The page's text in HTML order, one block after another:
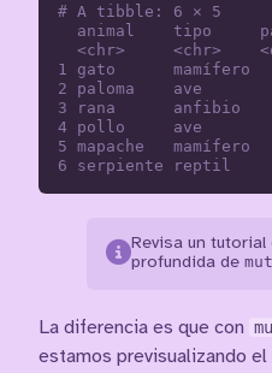
# A tibble: 6 × 5
animal    tipo
<chr>     <chr>
1 gato
2 paloma    ave
3 rana      anfibio
4 pollo     ave
5 mapache
Revisa un tutorial
profundida de
La diferencia es que con
estamos previsualizando